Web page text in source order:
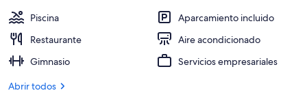
Vista aérea
Piscina
Aparcamiento incluido
Restaurante
Aire acondicionado
Gimnasio
Servicios empresariales
Abrir todos